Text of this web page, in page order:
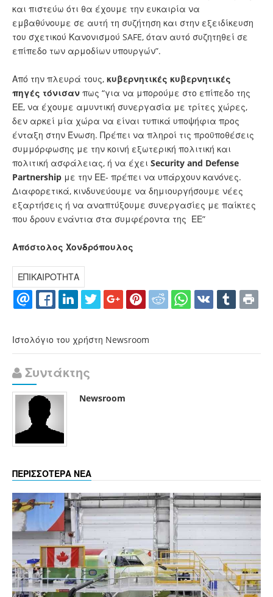
και πιστεύω ότι θα έχουμε την ευκαιρία να
εμβαθύνουμε σε αυτή τη συζήτηση και στην εξειδίκευση
του σχετικού Κανονισμού SAFE, όταν αυτό συζητηθεί σε
επίπεδο των αρμοδίων υπουργών”.
Από την πλευρά τους, κυβερνητικές κυβερνητικές
πηγές τόνισαν πως “για να μπορούμε στο επίπεδο της
ΕΕ, να έχουμε αμυντική συνεργασία με τρίτες χώρες,
δεν αρκεί μία χώρα να είναι τυπικά υποψήφια προς
ένταξη στην Ένωση. Πρέπει να πληροί τις προϋποθέσεις
συμμόρφωσης με την κοινή εξωτερική πολιτική και
πολιτική ασφάλειας, ή να έχει Security and Defense
Partnership με την ΕΕ- πρέπει να υπάρχουν κανόνες.
Διαφορετικά, κινδυνεύουμε να δημιουργήσουμε νέες
εξαρτήσεις ή να αναπτύξουμε συνεργασίες με παίκτες
που δρουν ενάντια στα συμφέροντα της ΕΕ”
Απόστολος Χονδρόπουλος
ΕΠΙΚΑΙΡΟΤΗΤΑ
Ιστολόγιο του χρήστη Newsroom
Συντάκτης
Newsroom
ΠΕΡΙΣΣΟΤΕΡΑ ΝΕΑ